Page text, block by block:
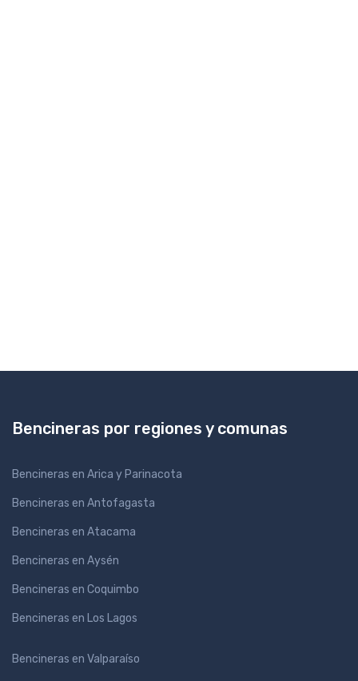
Bencineras por regiones y comunas
Bencineras en Arica y Parinacota
Bencineras en Antofagasta
Bencineras en Atacama
Bencineras en Aysén
Bencineras en Coquimbo
Bencineras en Los Lagos
Bencineras en Valparaíso